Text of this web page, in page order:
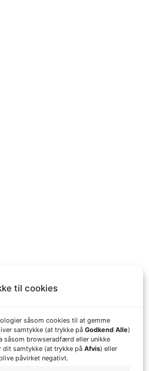
til cookies
såsom cookies til at gemme
samtykke (at trykke på Godkend Alle)
såsom browseradfærd eller unikke
dit samtykke (at trykke på Afvis) eller
påvirket negativt.